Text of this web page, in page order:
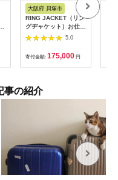
/
大阪府 貝塚市
RING JACKET（リン
グヂャケット）お仕立
券 5万円分
5.0
寄付金額: 175,000 円
事の紹介